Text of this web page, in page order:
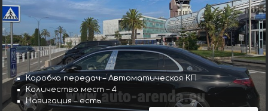
Коробка передач – Автоматическая КП
Количество мест – 4
Навигация – есть